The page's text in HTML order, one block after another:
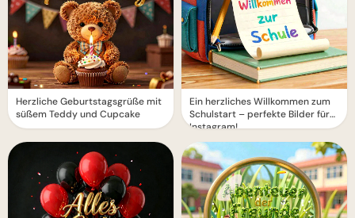
Herzliche Geburtstagsgrüße mit
süßem Teddy und Cupcake
Ein herzliches Willkommen zum
Schulstart – perfekte Bilder für
Instagram!